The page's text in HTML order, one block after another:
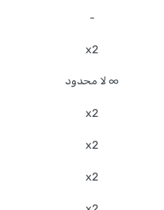
-
x2
∞ لا محدود
x2
x2
x2